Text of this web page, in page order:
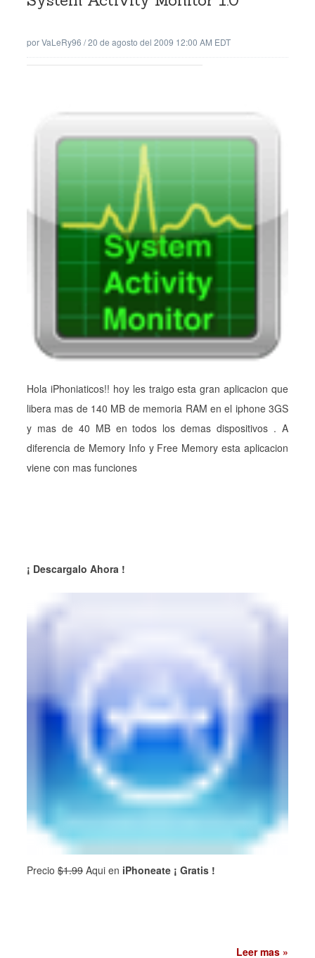
porVaLeRy96 /20 de agosto del 2009 12:00 AM EDT
Hola iPhoniaticos!! hoy les traigo esta gran aplicacion que
libera mas de 140 MB de memoria RAM en el iphone 3GS
y mas de 40 MB en todos los demas dispositivos . A
diferencia de Memory Info y Free Memory esta aplicacion
viene con mas funciones
¡ Descargalo Ahora !
Precio $1.99 Aqui en iPhoneate ¡ Gratis !
Leer mas »